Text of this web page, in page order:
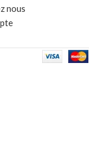
nous